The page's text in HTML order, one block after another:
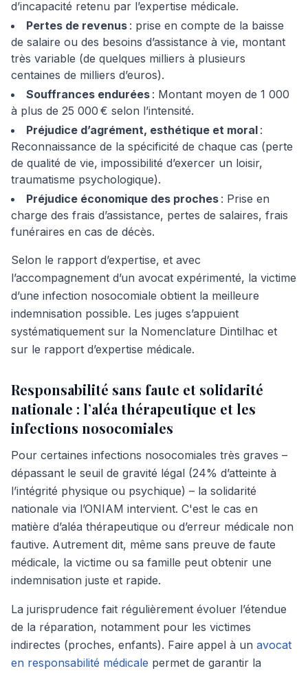
d’incapacité retenu par l’expertise médicale.
Pertes de revenus : prise en compte de la baisse
de salaire ou des besoins d’assistance à vie, montant
très variable (de quelques milliers à plusieurs
centaines de milliers d’euros).
Souffrances endurées : Montant moyen de 1 000
à plus de 25 000 € selon l’intensité.
Préjudice d’agrément, esthétique et moral :
Reconnaissance de la spécificité de chaque cas (perte
de qualité de vie, impossibilité d’exercer un loisir,
traumatisme psychologique).
Préjudice économique des proches : Prise en
charge des frais d’assistance, pertes de salaires, frais
funéraires en cas de décès.
Selon le rapport d’expertise, et avec
l’accompagnement d’un avocat expérimenté, la victime
d’une infection nosocomiale obtient la meilleure
indemnisation possible. Les juges s’appuient
systématiquement sur la Nomenclature Dintilhac et
sur le rapport d’expertise médicale.
Responsabilité sans faute et solidarité
nationale : l’aléa thérapeutique et les
infections nosocomiales
Pour certaines infections nosocomiales très graves –
dépassant le seuil de gravité légal (24% d’atteinte à
l’intégrité physique ou psychique) – la solidarité
nationale via l’ONIAM intervient. C'est le cas en
matière d’aléa thérapeutique ou d’erreur médicale non
fautive. Autrement dit, même sans preuve de faute
médicale, la victime ou sa famille peut obtenir une
indemnisation juste et rapide.
La jurisprudence fait régulièrement évoluer l’étendue
de la réparation, notamment pour les victimes
indirectes (proches, enfants). Faire appel à un avocat
en responsabilité médicale permet de garantir la